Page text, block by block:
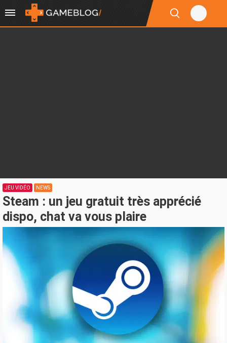
JEU VIDÉO NEWS
Steam : un jeu gratuit très apprécié
dispo, chat va vous plaire